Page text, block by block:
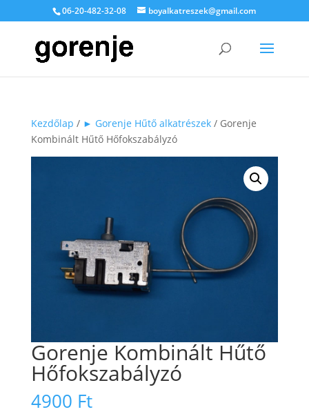
06-20-482-32-08 boyalkatreszek@gmail.com
Kezdőlap / ► Gorenje Hűtő alkatrészek/ Gorenje
Kombinált Hűtő Hőfokszabályzó
Gorenje Kombinált Hűtő
Hőfokszabályzó
4900 Ft